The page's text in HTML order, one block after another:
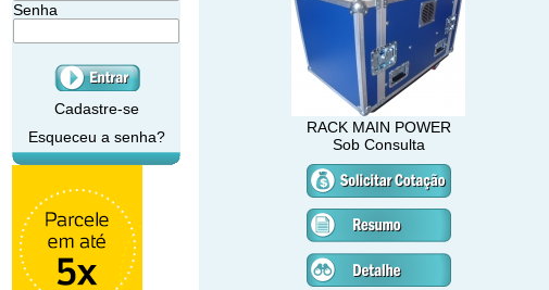
Senha
Cadastre-se
Esqueceu a senha?
RACK MAIN POWER
Sob Consulta